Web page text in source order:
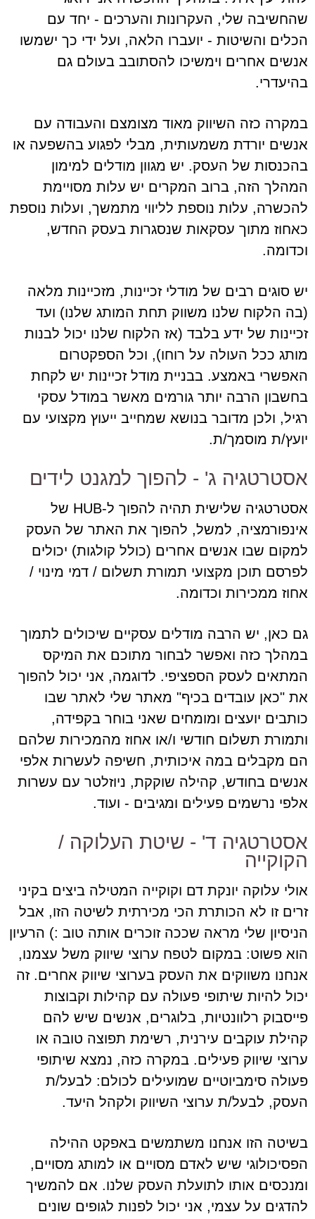
שהחשיבה שלי, העקרונות והערכים - יחד עם
הכלים והשיטות - יועברו הלאה, ועל ידי כך ישמשו
אנשים אחרים וימשיכו להסתובב בעולם גם
בהיעדרי.
במקרה כזה השיווק מאוד מצומצם והעבודה עם
אנשים יורדת משמעותית, מבלי לפגוע בהשפעה או
בהכנסות של העסק. יש מגוון מודלים למימון
המהלך הזה, ברוב המקרים יש עלות מסויימת
להכשרה, עלות נוספת לליווי מתמשך, ועלות נוספת
כאחוז מתוך עסקאות שנסגרות בעסק החדש,
וכדומה.
יש סוגים רבים של מודלי זכיינות, מזכיינות מלאה
(בה הלקוח שלנו משווק תחת המותג שלנו) ועד
זכיינות של ידע בלבד (אז הלקוח שלנו יכול לבנות
מותג ככל העולה על רוחו), וכל הספקטרום
האפשרי באמצע. בבניית מודל זכיינות יש לקחת
בחשבון הרבה יותר גורמים מאשר במודל עסקי
רגיל, ולכן מדובר בנושא שמחייב ייעוץ מקצועי עם
יועץ/ת מוסמך/ת.
אסטרטגיה ג' - להפוך למגנט לידים
אסטרטגיה שלישית תהיה להפוך ל-HUB של
אינפורמציה, למשל, להפוך את האתר של העסק
למקום שבו אנשים אחרים (כולל קולגות) יכולים
לפרסם תוכן מקצועי תמורת תשלום / דמי מינוי /
אחוז ממכירות וכדומה.
גם כאן, יש הרבה מודלים עסקיים שיכולים לתמוך
במהלך כזה ואפשר לבחור מתוכם את המיקס
המתאים לעסק הספציפי. לדוגמה, אני יכול להפוך
את "כאן עובדים בכיף" מאתר שלי לאתר שבו
כותבים יועצים ומומחים שאני בוחר בקפידה,
ותמורת תשלום חודשי ו/או אחוז מהמכירות שלהם
הם מקבלים במה איכותית, חשיפה לעשרות אלפי
אנשים בחודש, קהילה שוקקת, ניוזלטר עם עשרות
אלפי נרשמים פעילים ומגיבים - ועוד.
אסטרטגיה ד' - שיטת העלוקה /
הקוקייה
אולי עלוקה יונקת דם וקוקייה המטילה ביצים בקיני
זרים זו לא הכותרת הכי מכירתית לשיטה הזו, אבל
הניסיון שלי מראה שככה זוכרים אותה טוב :) הרעיון
הוא פשוט: במקום לטפח ערוצי שיווק משל עצמנו,
אנחנו משווקים את העסק בערוצי שיווק אחרים. זה
יכול להיות שיתופי פעולה עם קהילות וקבוצות
פייסבוק רלוונטיות, בלוגרים, אנשים שיש להם
קהילת עוקבים עירנית, רשימת תפוצה טובה או
ערוצי שיווק פעילים. במקרה כזה, נמצא שיתופי
פעולה סימביוטיים שמועילים לכולם: לבעל/ת
העסק, לבעל/ת ערוצי השיווק ולקהל היעד.
בשיטה הזו אנחנו משתמשים באפקט ההילה
הפסיכולוגי שיש לאדם מסויים או למותג מסויים,
ומנכסים אותו לתועלת העסק שלנו. אם להמשיך
להדגים על עצמי, אני יכול לפנות לגופים שונים